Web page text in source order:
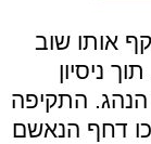
אותו שוב
ניסיון
התקיפה
דחף הנאשם